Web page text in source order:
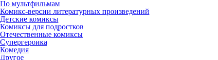
По мультфильмам
Комикс-версии литературных произведений
Детские комиксы
Комиксы для подростков
Отечественные комиксы
Супергероика
Комедия
Другое